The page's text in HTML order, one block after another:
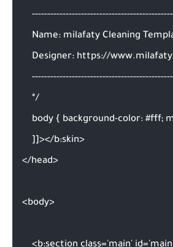
Name: milafaty Cleaning
Designer: https://
    */
body { background-color: #fff;
    ]]></b:skin>
</head>
<body>
<b:section class='main'